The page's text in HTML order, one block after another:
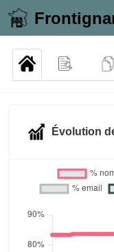
Évolution